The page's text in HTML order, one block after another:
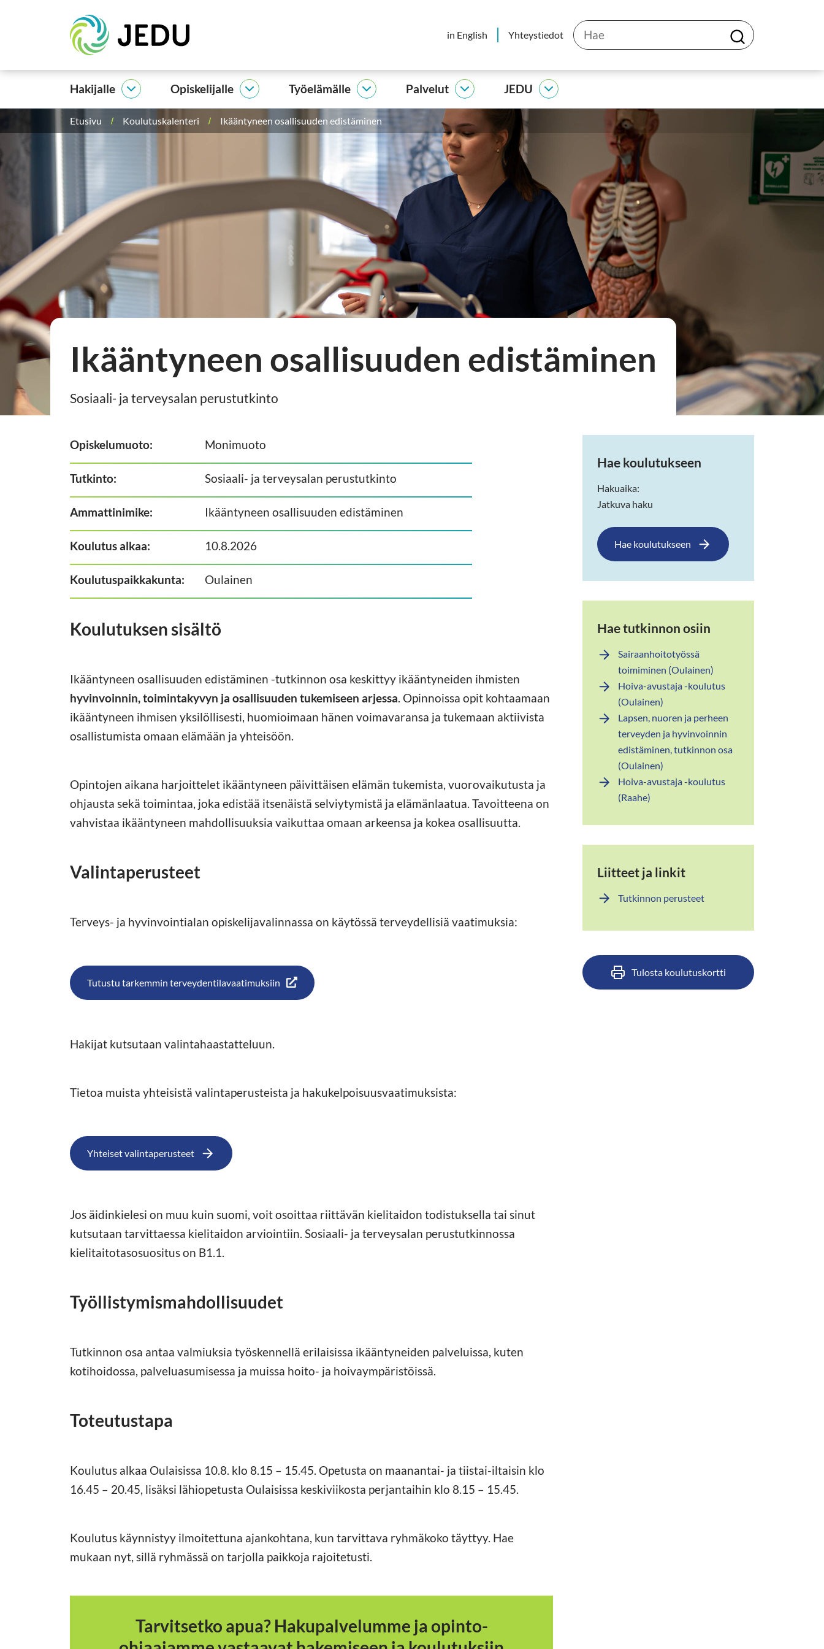
sisältöön
Etusivu
in English Yhteystiedot Hae
H
a
Hakijalle
Hakijalle
alasivut
Opiskelijalle
Opiskelijalle
alasivut
Työelämälle
Työelämälle
alasivut
Palvelut
Palvelut
alasivut
JEDU
JEDU
alasivut
Etusivu Koulutuskalenteri Ikääntyneen osallisuuden edistäminen
Ikääntyneen osallisuuden edistäminen
Sosiaali- ja terveysalan perustutkinto
Opiskelumuoto: Monimuoto
Tutkinto: Sosiaali- ja terveysalan perustutkinto
Ammattinimike: Ikääntyneen osallisuuden edistäminen
Koulutus alkaa: 10.8.2026
Koulutuspaikkakunta: Oulainen
Koulutuksen sisältö
Ikääntyneen osallisuuden edistäminen -tutkinnon osa keskittyy ikääntyneiden ihmisten
hyvinvoinnin, toimintakyvyn ja osallisuuden tukemiseen arjessa. Opinnoissa opit kohtaamaan
ikääntyneen ihmisen yksilöllisesti, huomioimaan hänen voimavaransa ja tukemaan aktiivista
osallistumista omaan elämään ja yhteisöön.
Opintojen aikana harjoittelet ikääntyneen päivittäisen elämän tukemista, vuorovaikutusta ja
ohjausta sekä toimintaa, joka edistää itsenäistä selviytymistä ja elämänlaatua. Tavoitteena on
vahvistaa ikääntyneen mahdollisuuksia vaikuttaa omaan arkeensa ja kokea osallisuutta.
Valintaperusteet
Terveys- ja hyvinvointialan opiskelijavalinnassa on käytössä terveydellisiä vaatimuksia:
Tutustu tarkemmin terveydentilavaatimuksiin
Hakijat kutsutaan valintahaastatteluun.
Tietoa muista yhteisistä valintaperusteista ja hakukelpoisuusvaatimuksista:
Yhteiset valintaperusteet
Jos äidinkielesi on muu kuin suomi, voit osoittaa riittävän kielitaidon todistuksella tai sinut
kutsutaan tarvittaessa kielitaidon arviointiin. Sosiaali- ja terveysalan perustutkinnossa
kielitaitotasosuositus on B1.1.
Työllistymismahdollisuudet
Tutkinnon osa antaa valmiuksia työskennellä erilaisissa ikääntyneiden palveluissa, kuten
kotihoidossa, palveluasumisessa ja muissa hoito- ja hoivaympäristöissä.
Toteutustapa
Koulutus alkaa Oulaisissa 10.8. klo 8.15 – 15.45. Opetusta on maanantai- ja tiistai-iltaisin klo
16.45 – 20.45, lisäksi lähiopetusta Oulaisissa keskiviikosta perjantaihin klo 8.15 – 15.45.
Koulutus käynnistyy ilmoitettuna ajankohtana, kun tarvittava ryhmäkoko täyttyy. Hae
mukaan nyt, sillä ryhmässä on tarjolla paikkoja rajoitetusti.
Tarvitsetko apua? Hakupalvelumme ja opinto-
Hae koulutukseen
Hakuaika:
Jatkuva haku
Hae koulutukseen
Hae tutkinnon osiin
Sairaanhoitotyössä
toimiminen (Oulainen)
Hoiva-avustaja -koulutus
(Oulainen)
Lapsen, nuoren ja perheen
terveyden ja hyvinvoinnin
edistäminen, tutkinnon osa
(Oulainen)
Hoiva-avustaja -koulutus
(Raahe)
Liitteet ja linkit
Tutkinnon perusteet
Tulosta koulutuskortti